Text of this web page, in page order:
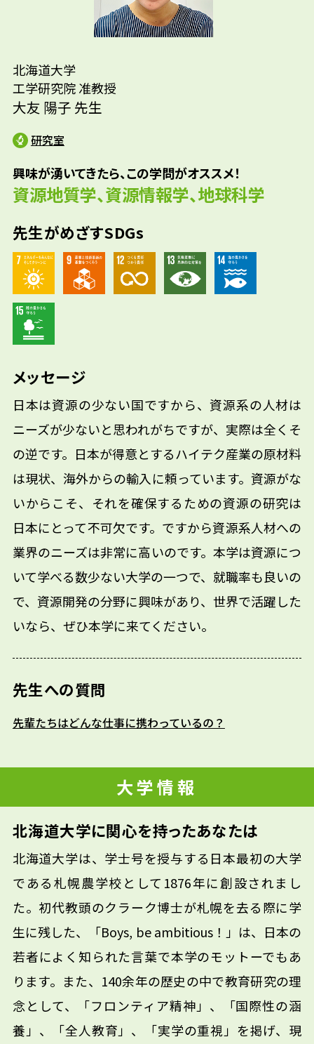
北海道大学
工学研究院 准教授
大友 陽子 先生
研究室
興味が湧いてきたら、この学問がオススメ！
資源地質学、資源情報学、地球科学
先生がめざすSDGs
メッセージ
日本は資源の少ない国ですから、資源系の人材は
ニーズが少ないと思われがちですが、実際は全くそ
の逆です。日本が得意とするハイテク産業の原材料
は現状、海外からの輸入に頼っています。資源がな
いからこそ、それを確保するための資源の研究は
日本にとって不可欠です。ですから資源系人材への
業界のニーズは非常に高いのです。本学は資源につ
いて学べる数少ない大学の一つで、就職率も良いの
で、資源開発の分野に興味があり、世界で活躍した
いなら、ぜひ本学に来てください。
先生への質問
先輩たちはどんな仕事に携わっているの？
大学情報
北海道大学に関心を持ったあなたは
北海道大学は、学士号を授与する日本最初の大学
である札幌農学校として1876年に創設されまし
た。初代教頭のクラーク博士が札幌を去る際に学
生に残した、「Boys, be ambitious！」は、日本の
若者によく知られた言葉で本学のモットーでもあ
ります。また、140余年の歴史の中で教育研究の理
念として、「フロンティア精神」、「国際性の涵
養」、「全人教育」、「実学の重視」を掲げ、現